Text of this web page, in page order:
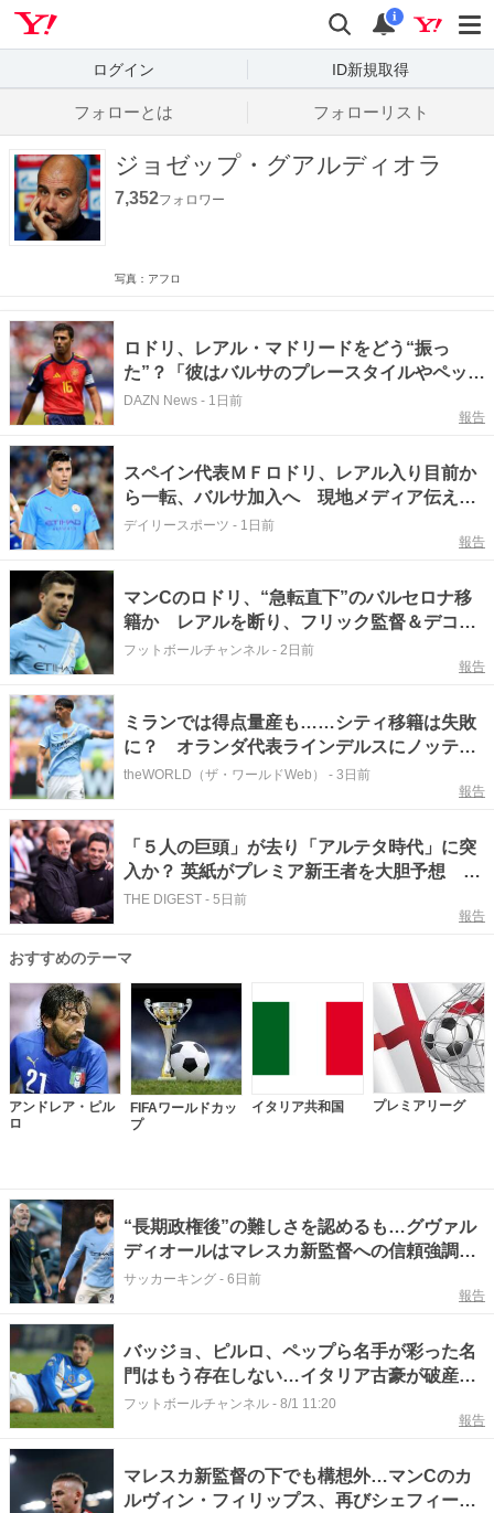
検索
通知
i
ログイン ID新規取得
フォローとは フォローリスト
ジョゼップ・グアルディオラ
7,352フォロワー
写真：アフロ
ロドリ、レアル・マドリードをどう“振っ
た”？「彼はバルサのプレースタイルやペップ
への思いを語った。これに対してレアル
DAZN News - 1日前
報告
スペイン代表ＭＦロドリ、レアル入り目前か
ら一転、バルサ加入へ 現地メディア伝え
る ４年契約で年俸５５億円準備
デイリースポーツ - 1日前
報告
マンCのロドリ、“急転直下”のバルセロナ移
籍か レアルを断り、フリック監督＆デコ氏
と協議と現地報道
フットボールチャンネル - 2日前
報告
ミランでは得点量産も……シティ移籍は失敗
に？ オランダ代表ラインデルスにノッティ
ンガム・フォレスト移籍の可能性。移籍金は
theWORLD（ザ・ワールドWeb） - 3日前
報告
「５人の巨頭」が去り「アルテタ時代」に突
入か？ 英紙がプレミア新王者を大胆予想 一
方でアーセナルに“スロースタート”懸念も
THE DIGEST - 5日前
報告
おすすめのテーマ
アンドレア・ピル
ロ
FIFAワールドカッ
プ
イタリア共和国 プレミアリーグ
“長期政権後”の難しさを認めるも…グヴァル
ディオールはマレスカ新監督への信頼強調
「完璧な指導者」
サッカーキング - 6日前
報告
バッジョ、ピルロ、ペップら名手が彩った名
門はもう存在しない…イタリア古豪が破産
現地紙悲痛「ピッチではなく裁判官の前で終
フットボールチャンネル - 8/1 11:20
報告
マレスカ新監督の下でも構想外…マンCのカ
ルヴィン・フィリップス、再びシェフィール